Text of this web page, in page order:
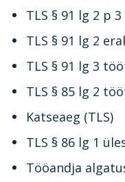
TLS § 91 lg 2 p
TLS § 91 lg 2
TLS § 91 lg 3
TLS § 85 lg 2
Katseaeg (TLS)
TLS § 86 lg 1
Tööandja